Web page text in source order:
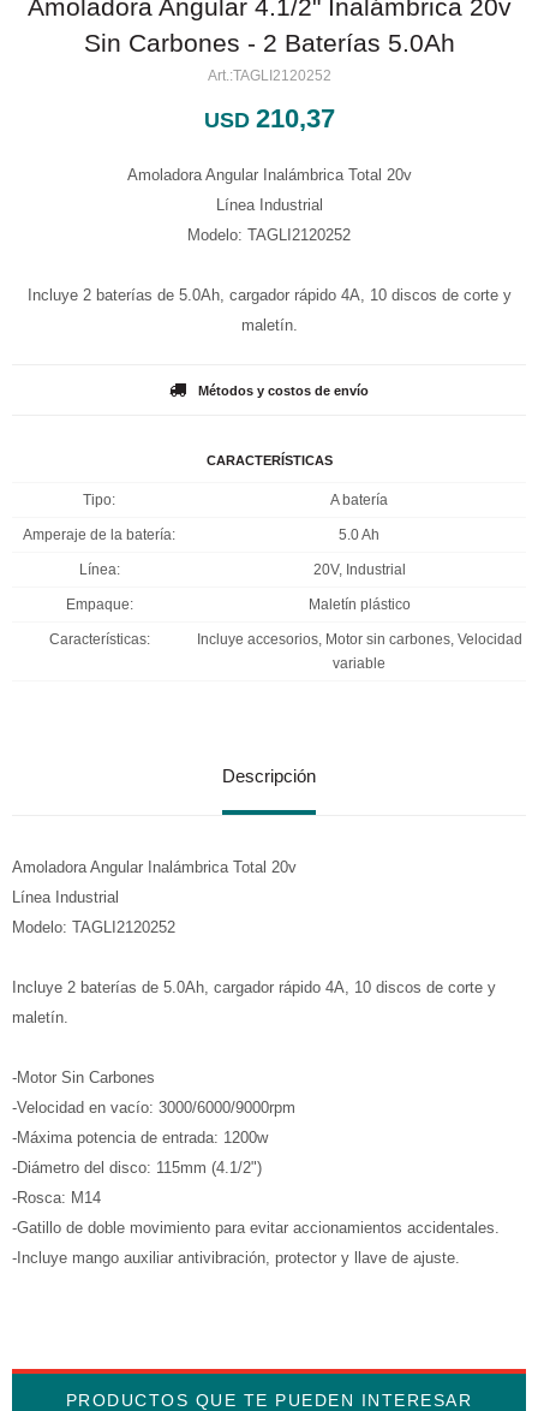
Amoladora Angular 4.1/2" Inalámbrica 20v
Sin Carbones - 2 Baterías 5.0Ah
TAGLI2120252
USD 210,37
Amoladora Angular Inalámbrica Total 20v
Línea Industrial
Modelo: TAGLI2120252
Incluye 2 baterías de 5.0Ah, cargador rápido 4A, 10 discos de corte y
maletín.
Métodos y costos de envío
CARACTERÍSTICAS
Tipo A batería
Amperaje de la batería 5.0 Ah
Línea 20V, Industrial
Empaque Maletín plástico
Características
Incluye accesorios, Motor sin carbones, Velocidad
variable
Descripción
Amoladora Angular Inalámbrica Total 20v
Línea Industrial
Modelo: TAGLI2120252
Incluye 2 baterías de 5.0Ah, cargador rápido 4A, 10 discos de corte y
maletín.
-Motor Sin Carbones
-Velocidad en vacío: 3000/6000/9000rpm
-Máxima potencia de entrada: 1200w
-Diámetro del disco: 115mm (4.1/2")
-Rosca: M14
-Gatillo de doble movimiento para evitar accionamientos accidentales.
-Incluye mango auxiliar antivibración, protector y llave de ajuste.
PRODUCTOS QUE TE PUEDEN INTERESAR